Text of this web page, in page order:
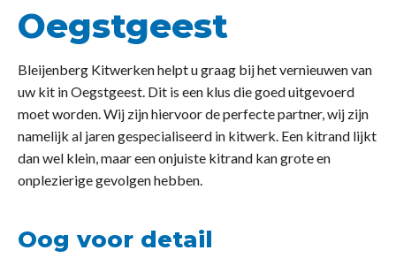
Oegstgeest
Bleijenberg Kitwerken helpt u graag bij het vernieuwen van
uw kit in Oegstgeest. Dit is een klus die goed uitgevoerd
moet worden. Wij zijn hiervoor de perfecte partner, wij zijn
namelijk al jaren gespecialiseerd in kitwerk. Een kitrand lijkt
dan wel klein, maar een onjuiste kitrand kan grote en
onplezierige gevolgen hebben.
Oog voor detail